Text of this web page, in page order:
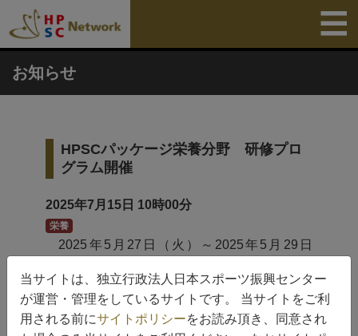
お知らせ
HPSCパッケージ栄養分野 研修プロ
グラム開催
2025年7月15日 10時00分
栄養
2025年5月27日（火）～2025年5月29日
栄養分野の研修プログラムを開催しました。
続きを読む
当サイトは、独立行政法人日本スポーツ振興センター
が運営・管理をしているサイトです。 当サイトをご利
用される前にサイトポリシーをお読み頂き、同意され